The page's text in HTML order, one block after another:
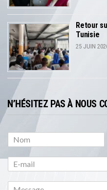
Retour
Tunisie
25 JUIN
N’HÉSITEZ PAS À NOUS
r
n
o